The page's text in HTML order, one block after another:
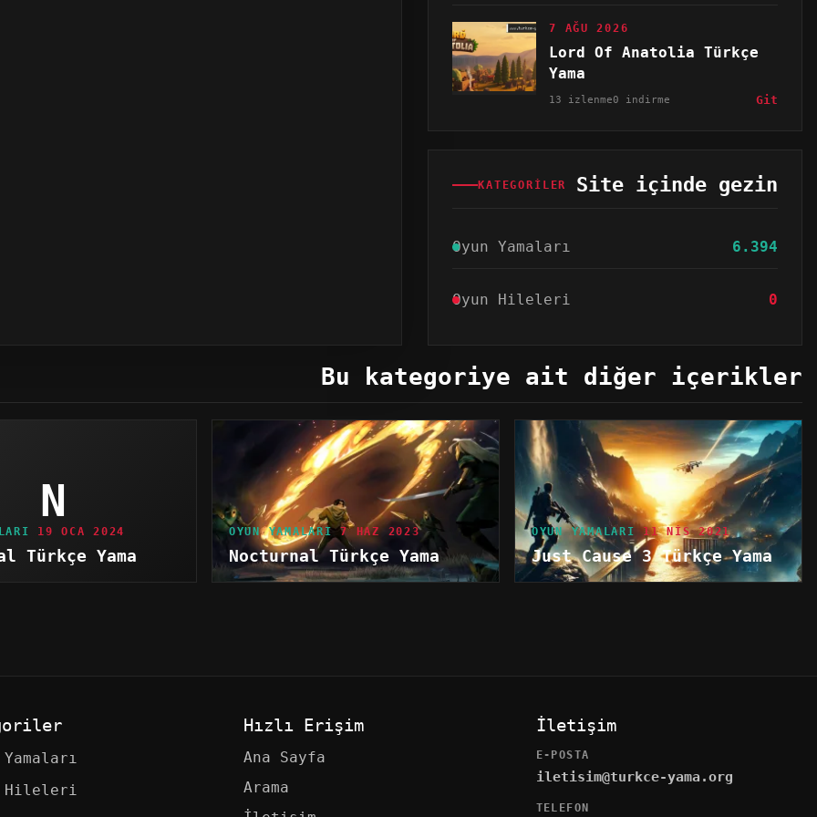
7 AĞU 2026
Lord Of Anatolia Türkçe
Yama
13 izlenme0 indirme Git
KATEGORILER Site içinde gezin
Oyun Yamaları 6.394
Oyun Hileleri 0
Bu kategoriye ait diğer içerikler
N
19 OCA 2024
Türkçe Yama
OYUN YAMALARI 7 HAZ 2023
Nocturnal Türkçe Yama
OYUN YAMALARI 11 NIS 2021
Just Cause 3 Türkçe Yama
Yamaları
Hileleri
Hızlı Erişim
Ana Sayfa
Arama
İletişim
E-POSTA
iletisim@turkce-yama.org
TELEFON